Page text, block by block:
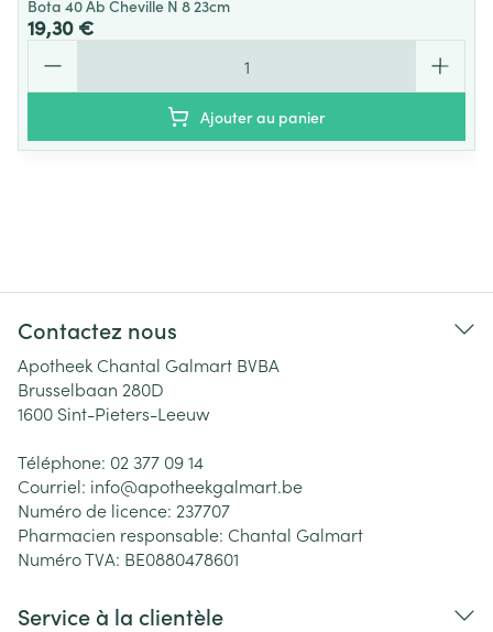
Bota 40 Ab Cheville N 8 23cm
19,30 €
Ajouter au panier
Contactez nous
Apotheek Chantal Galmart BVBA
Brusselbaan 280D
1600 Sint-Pieters-Leeuw
Téléphone: 02 377 09 14
Courriel: info@apotheekgalmart.be
Numéro de licence: 237707
Pharmacien responsable: Chantal Galmart
Numéro TVA: BE0880478601
Service à la clientèle